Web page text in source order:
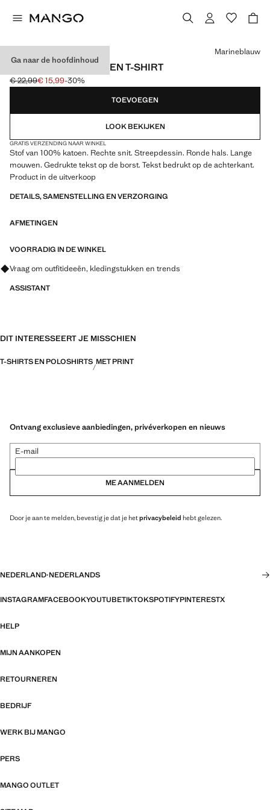
Ga naar de hoofdinhoud
GESTREEPT KATOENEN T-SHIRT
Oorspronkelijke prijs doorgehaald [€ 22,99 ]
€ 22,99
Huidige prijs [€ 15,99 ]
€ 15,99-30%
Kies een kleur
Marineblauw
TOEVOEGEN
LOOK BEKIJKEN
GRATIS VERZENDING NAAR WINKEL
Stof van 100% katoen. Rechte snit. Streepdessin. Ronde hals. Lange
mouwen. Gedrukte tekst op de borst. Tekst bedrukt op de achterkant.
Product in de uitverkoop
DETAILS, SAMENSTELLING EN VERZORGING
AFMETINGEN
VOORRADIG IN DE WINKEL
Vraag om outfitideeën, kledingstukken en trends
ASSISTANT
DIT INTERESSEERT JE MISSCHIEN
T-SHIRTS EN POLOSHIRTS MET PRINT
Ontvang exclusieve aanbiedingen, privéverkopen en nieuws
E-mail
ME AANMELDEN
Door je aan te melden, bevestig je dat je hetprivacybeleid hebt gelezen.
NEDERLAND·NEDERLANDS
INSTAGRAMFACEBOOKYOUTUBETIKTOKSPOTIFYPINTERESTX
HELP
MIJN AANKOPEN
RETOURNEREN
BEDRIJF
WERK BIJ MANGO
PERS
MANGO OUTLET